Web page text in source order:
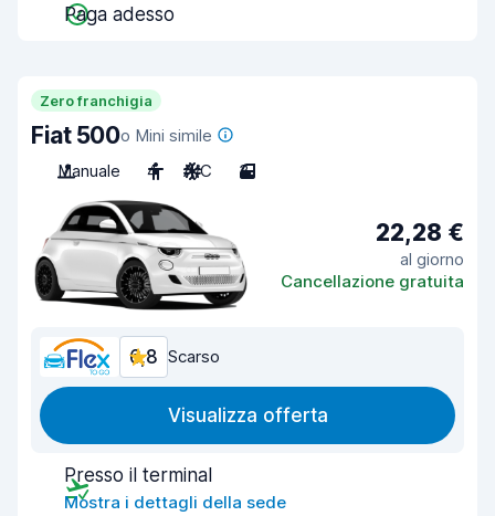
Paga adesso
Zero franchigia
Fiat 500o Mini simile
Manuale
4 A/C 3
22,28 €
al giorno
Cancellazione gratuita
6,8 Scarso
Visualizza offerta
Presso il terminal
Mostra i dettagli della sede